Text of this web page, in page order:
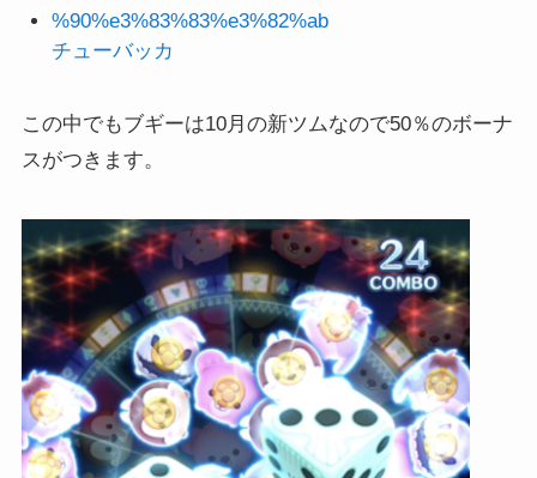
チューバッカ
この中でもブギーは10月の新ツムなので50％のボーナ
スがつきます。